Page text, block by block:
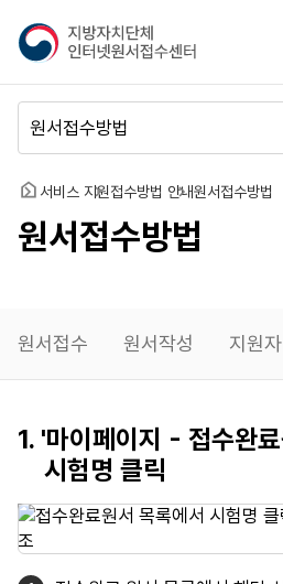
지
방
자
치
단
체
인
넷
원
수
센
터
뉴
동
홈 서비스 지원접수방법 안내원서접수방법
원서접수방법
원서접수 원서작성 지원
원서작성
재확인
1. '마이페이지 - 접수완
시험명 클릭